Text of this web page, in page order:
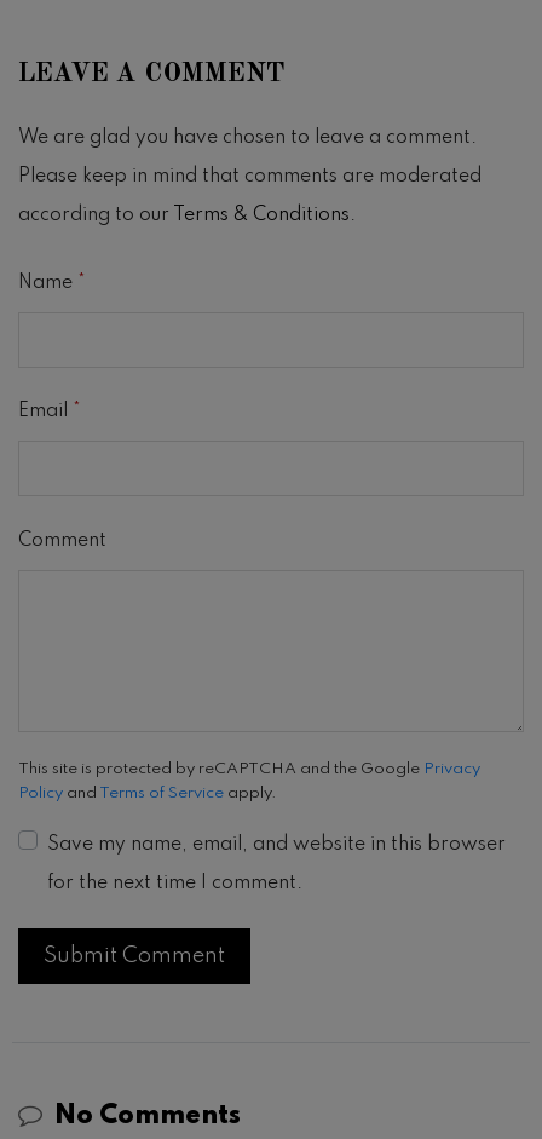
LEAVE A COMMENT
We are glad you have chosen to leave a comment.
Please keep in mind that comments are moderated
according to our
Terms & Conditions.
Name *
Email
Comment
This site is protected by reCAPTCHA and the Google Privacy
Policy and Terms of Service apply.
Save my name, email, and website in this browser
for the next time I comment.
No Comments